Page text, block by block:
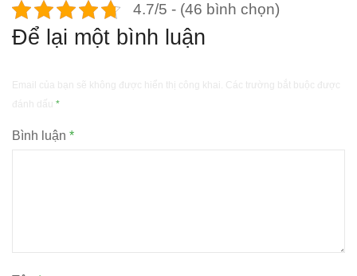
4.7/5 - (46 bình chọn)
Để lại một bình luận
Email của bạn sẽ không được hiển thị công khai.
Các trường bắt buộc được
đánh dấu *
Bình luận *